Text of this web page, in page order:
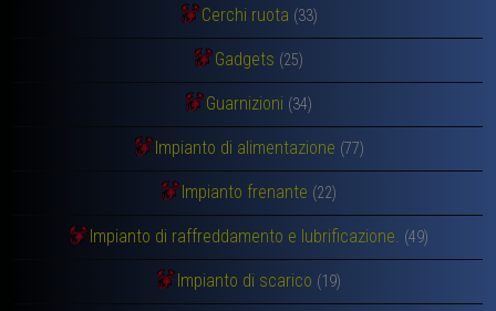
Cerchi ruota (33)
Gadgets (25)
Guarnizioni (34)
Impianto di alimentazione (77)
Impianto frenante (22)
Impianto di raffreddamento e lubrificazione. (49)
Impianto di scarico (19)